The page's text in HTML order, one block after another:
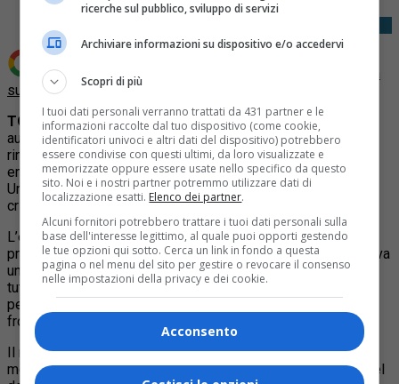
Aggiungi Quotidiano Piemontese come
Fonte preferita
su Google
TORINO –Doveva essere l’estate degli aumenti in
autostrada, ma il Governo ha fatto retromarcia. L’annunciato
rincaro dei pedaggi, previsto per il 1° agosto e inserito in un
emendamento al decreto Infrastrutture, non sarà applicato.
Una decisione presa a tempo di record, dopo un’ondata di
critiche da parte delle opposizioni e dell’opinione pubblica.
L’emendamento, firmato da esponenti della maggioranza e
presentato in Commissione Ambiente alla Camera, prevedeva
un sovrapprezzo di1 millesimo di euro a chilometroper
tutti i veicoli, con un impatto di circa 1 euro ogni 1000 km
percorsi. Il ricavato sarebbe dovuto andare ad
fronte ai maggiori costi di gestione della rete stradale.
Il rincaro sarebbe scattato dal1° agosto 2025, ovvero dal
mese successivo alla pubblicazione in Gazzetta Ufficiale del
ricerche sul pubblico, sviluppo di servizi
Archiviare informazioni su dispositivo e/o accedervi
Scopri di più
I tuoi dati personali verranno trattati da 431 partner e le
informazioni raccolte dal tuo dispositivo (come cookie,
identificatori univoci e altri dati del dispositivo) potrebbero
essere condivise con questi ultimi, da loro visualizzate e
memorizzate oppure essere usate nello specifico da questo
sito. Noi e i nostri partner potremmo utilizzare dati di
localizzazione esatti. Elenco dei partner.
Alcuni fornitori potrebbero trattare i tuoi dati personali sulla
base dell'interesse legittimo, al quale puoi opporti gestendo
le tue opzioni qui sotto. Cerca un link in fondo a questa
pagina o nel menu del sito per gestire o revocare il consenso
nelle impostazioni della privacy e dei cookie.
Acconsento